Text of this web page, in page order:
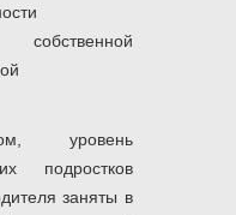
уровень
подростков
заняты в